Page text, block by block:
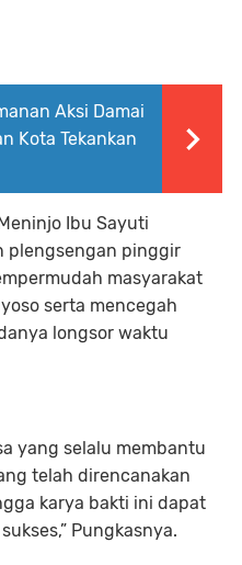
Aksi Damai
Kota Tekankan
Ibu Sayuti
plengsengan pinggir
masyarakat
serta mencegah
longsor waktu
yang selalu membantu
telah direncanakan
karya bakti ini dapat
Pungkasnya.